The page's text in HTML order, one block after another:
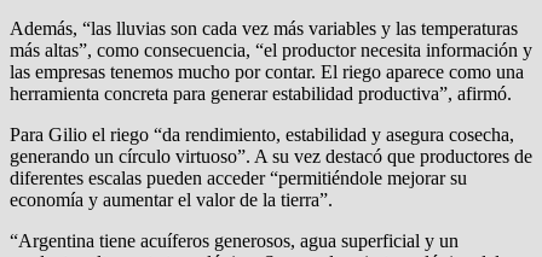
Además, “las lluvias son cada vez más variables y las temperaturas
más altas”, como consecuencia, “el productor necesita información y
las empresas tenemos mucho por contar. El riego aparece como una
herramienta concreta para generar estabilidad productiva”, afirmó.
Para Gilio el riego “da rendimiento, estabilidad y asegura cosecha,
generando un círculo virtuoso”. A su vez destacó que productores de
diferentes escalas pueden acceder “permitiéndole mejorar su
economía y aumentar el valor de la tierra”.
“Argentina tiene acuíferos generosos, agua superficial y un